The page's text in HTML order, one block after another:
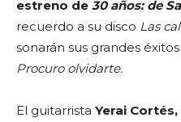
estreno de 30 años: de
recuerdo a su disco Las
sonarán sus grandes
Procuro olvidarte.
El guitarrista Yerai